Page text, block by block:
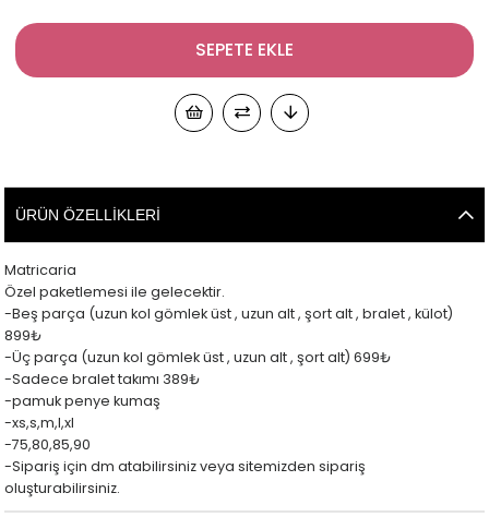
ÜRÜN ÖZELLIKLERI
Matricaria
Özel paketlemesi ile gelecektir.
-Beş parça (uzun kol gömlek üst , uzun alt , şort alt , bralet , külot)
899₺
-Üç parça (uzun kol gömlek üst , uzun alt , şort alt) 699₺
-Sadece bralet takımı 389₺
-pamuk penye kumaş
-xs,s,m,l,xl
-75,80,85,90
-Sipariş için dm atabilirsiniz veya sitemizden sipariş
oluşturabilirsiniz.